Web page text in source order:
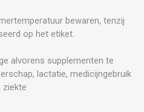
bewaren, tenzij
op het etiket.
alvorens supplementen te
lactatie, medicijngebruik
ziekte